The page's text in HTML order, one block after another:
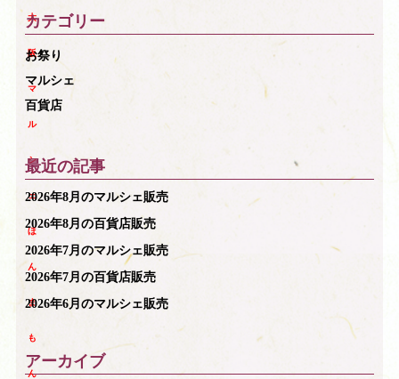
大
阪
マ
ル
シ
ェ
ほ
ん
ま
も
ん
カテゴリー
お祭り
マルシェ
百貨店
最近の記事
2026年8月のマルシェ販売
2026年8月の百貨店販売
2026年7月のマルシェ販売
2026年7月の百貨店販売
2026年6月のマルシェ販売
アーカイブ